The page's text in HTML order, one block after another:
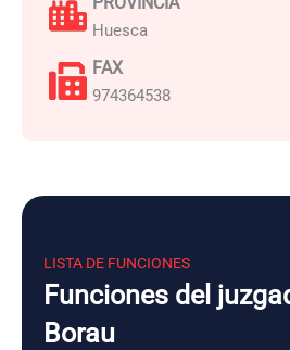
Huesca
FAX
974364538
LISTA DE FUNCIONES
Funciones del
Borau